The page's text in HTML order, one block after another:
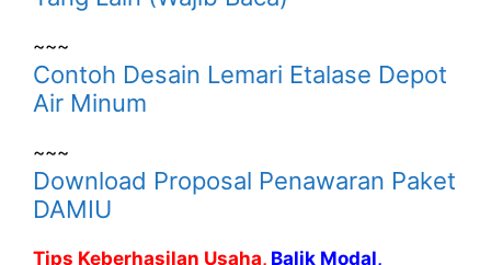
~~~
Contoh Desain Lemari Etalase Depot
Air Minum
~~~
Download Proposal Penawaran Paket
DAMIU
Tips Keberhasilan Usaha, Balik Modal,